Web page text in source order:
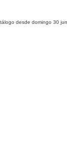
desde domingo 30